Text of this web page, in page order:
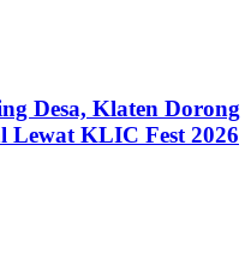
Desa, Klaten Dorong
Lewat KLIC Fest 2026